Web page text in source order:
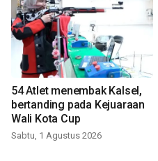
54 Atlet menembak Kalsel,
bertanding pada Kejuaraan
Wali Kota Cup
Sabtu, 1 Agustus 2026